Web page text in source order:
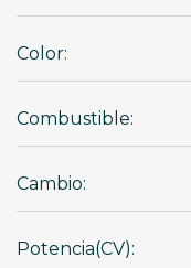
Color:
Combustible:
Cambio:
Potencia(CV):